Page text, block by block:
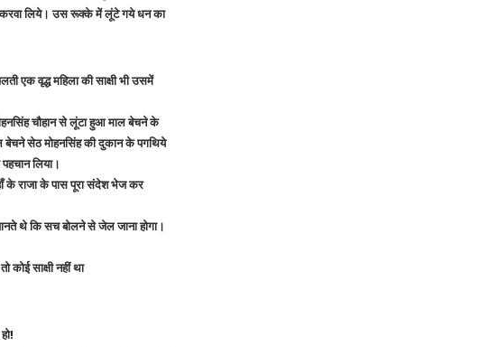
लिये। उस रूक्के में लूंटे गये धन का
एक वृद्ध महिला की साक्षी भी उसमें
चौहान से लूंटा हुआ माल बेचने के
बेचने सेठ मोहनसिंह की दुकान के पगथिये
लिया।
के राजा के पास पूरा संदेश भेज कर
थे कि सच बोलने से जेल जाना होगा।
साक्षी नहीं था